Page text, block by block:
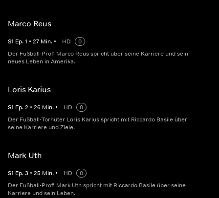
Marco Reus
S1 Ep.1 • 27 Min. • HD
0
Der Fußball-Profi Marco Reus spricht über seine Karriere und sein
neues Leben in Amerika.
Loris Karius
S1 Ep.2 • 26 Min. • HD
0
Der Fußball-Torhüter Loris Karius spricht mit Riccardo Basile über
seine Karriere und Ziele.
Mark Uth
S1 Ep.3 • 25 Min. • HD
0
Der Fußball-Profi Mark Uth spricht mit Riccardo Basile über seine
Karriere und sein Leben.